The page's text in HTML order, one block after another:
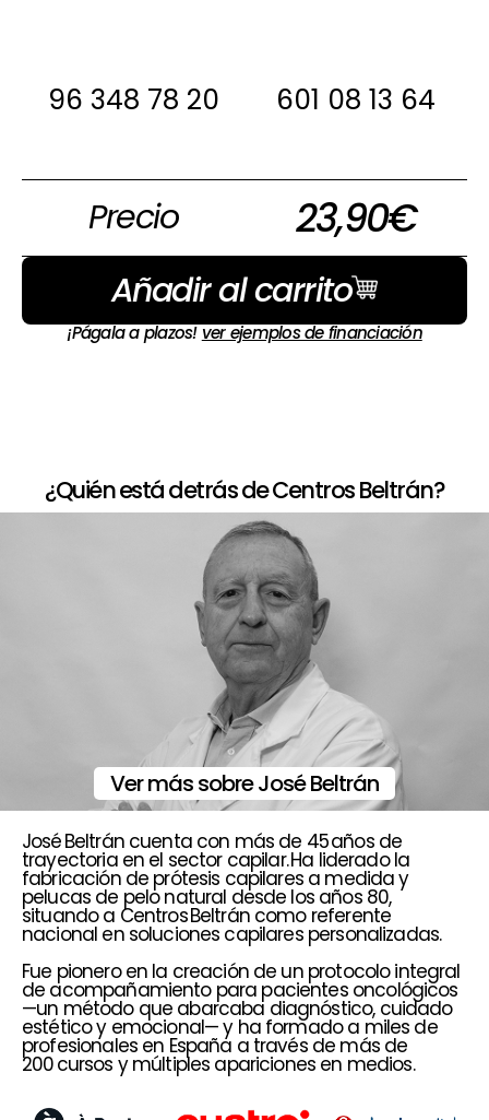
96 348 78 20 601 08 13 64
Precio 23,90€
Añadir al carrito
¡Págala a plazos! ver ejemplos de financiación
¿Quién está detrás de Centros Beltrán?
Ver más sobre José Beltrán
José Beltrán cuenta con más de 45 años de
trayectoria en el sector capilar. Ha liderado la
fabricación de prótesis capilares a medida y
pelucas de pelo natural desde los años 80,
situando a Centros Beltrán como referente
nacional en soluciones capilares personalizadas.
Fue pionero en la creación de un protocolo integral
de acompañamiento para pacientes oncológicos
—un método que abarcaba diagnóstico, cuidado
estético y emocional— y ha formado a miles de
profesionales en España a través de más de
200 cursos y múltiples apariciones en medios.